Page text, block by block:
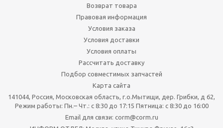
Возврат товара
Правовая информация
Условия заказа
Условия доставки
Условия оплаты
Рассчитать доставку
Подбор совместимых запчастей
Карта сайта
141044, Россия, Московская область, г.о.Мытищи, дер. Грибки, д 62,
Режим работы: Пн.– Чт.: с 8:30 до 17:15 Пятница: c 8:30 до 16:00
Email для связи: corm@corm.ru